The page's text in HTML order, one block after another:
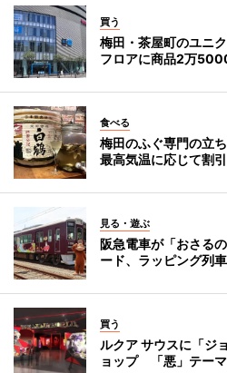
買う
梅田・茶屋町のユニ
フロアに商品2万
食べる
梅田のふぐ専門の立
最高気温に応じて割
見る・遊ぶ
阪急電車が「おさる
ード、ラッピング列
買う
ルクア サウスに「ジ
ョップ 「悪」テー